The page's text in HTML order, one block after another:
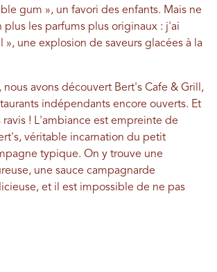
gum », un favori des enfants. Mais ne
plus les parfums plus originaux : j'ai
», une explosion de saveurs glacées à la
nous avons découvert Bert's Cafe & Grill,
indépendants encore ouverts. Et
ravis ! L'ambiance est empreinte de
véritable incarnation du petit
typique. On y trouve une
une sauce campagnarde
et il est impossible de ne pas